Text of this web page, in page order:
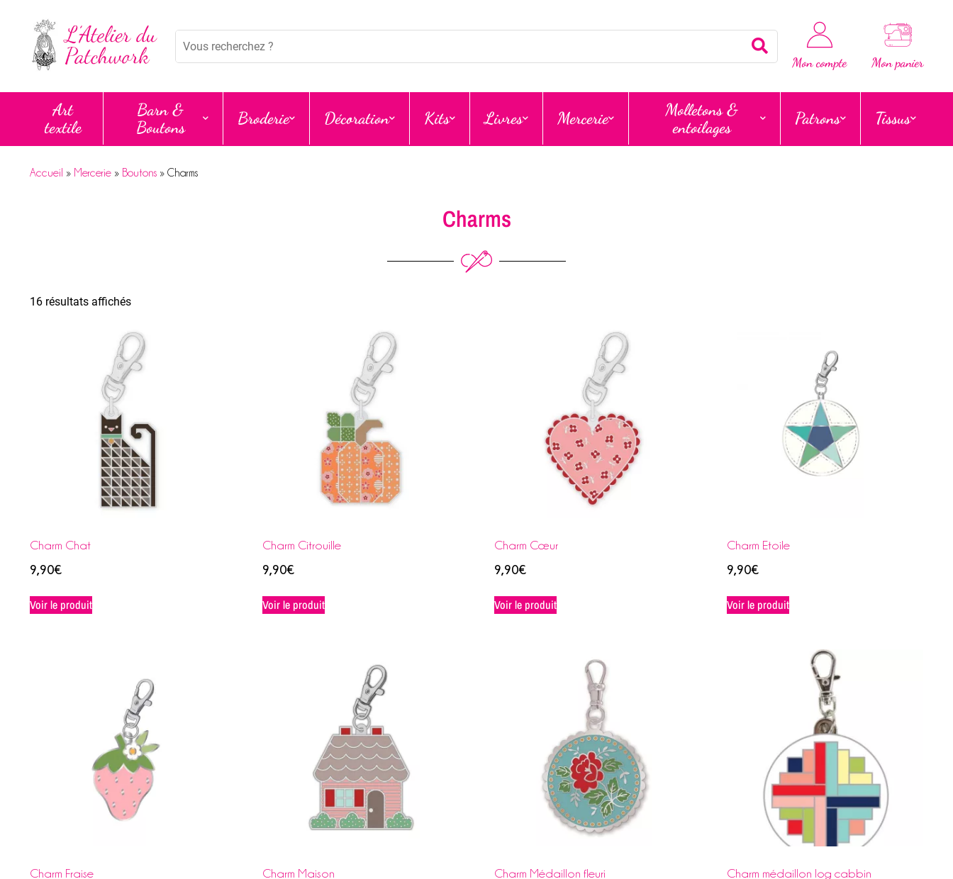
Mots
Rechercher
Mon compte Mon panier
Art
textile
Barn &
Boutons
Broderie Décoration Kits Livres Mercerie
Molletons &
entoilages
Patrons Tissus
Accueil » Mercerie » Boutons » Charms
Charms
16 résultats affichés
Charm Chat
9,90€
Voir le produit
Charm Citrouille
9,90€
Voir le produit
Charm Cœur
9,90€
Voir le produit
Charm Etoile
9,90€
Voir le produit
Charm Fraise Charm Maison Charm Médaillon fleuri Charm médaillon log cabbin